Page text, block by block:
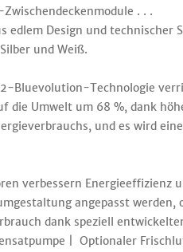
. . .
edlem Design und technischer
und Weiß.
Bluevolution-Technologie
die Umwelt um 68 %, dank
und es wird
verbessern Energieeffizienz
angepasst werden,
dank speziell
| Optionaler